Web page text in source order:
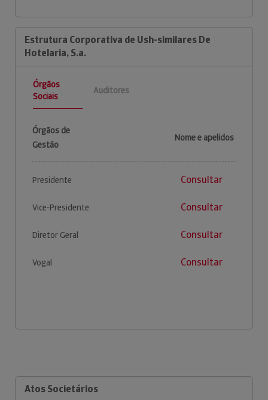
Estrutura Corporativa de Ush-similares De
Hotelaria, S.a.
Órgãos
Sociais
Auditores
Órgãos de
Gestão
Nome e apelidos
Presidente Consultar
Vice-Presidente Consultar
Diretor Geral Consultar
Vogal Consultar
Atos Societários